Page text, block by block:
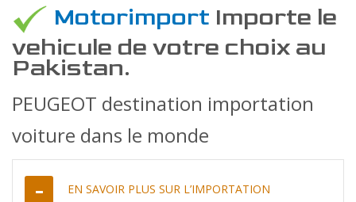
Motorimport Importe le
vehicule de votre choix au
Pakistan.
PEUGEOT destination importation
voiture dans le monde
EN SAVOIR PLUS SUR L’IMPORTATION